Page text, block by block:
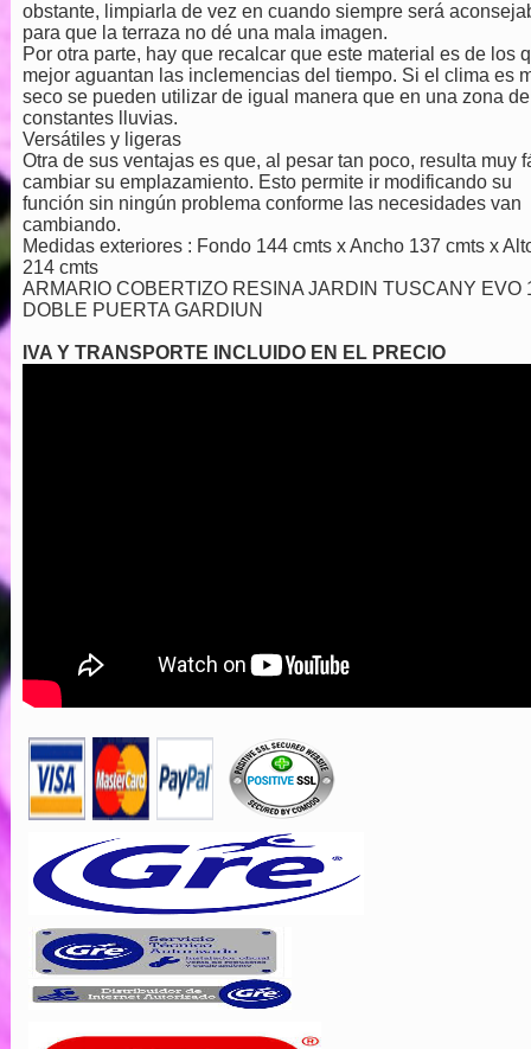
obstante, limpiarla de vez en cuando siempre será
para que la terraza no dé una mala imagen.
Por otra parte, hay que recalcar que este material es de los
mejor aguantan las inclemencias del tiempo. Si el clima es
seco se pueden utilizar de igual manera que en una zona de
constantes lluvias.
Versátiles y ligeras
Otra de sus ventajas es que, al pesar tan poco, resulta muy
cambiar su emplazamiento. Esto permite ir modificando su
función sin ningún problema conforme las necesidades van
cambiando.
Medidas exteriores : Fondo 144 cmts x Ancho 137 cmts x
214 cmts
ARMARIO COBERTIZO RESINA JARDIN TUSCANY EVO
DOBLE PUERTA GARDIUN
IVA Y TRANSPORTE INCLUIDO EN EL PRECIO